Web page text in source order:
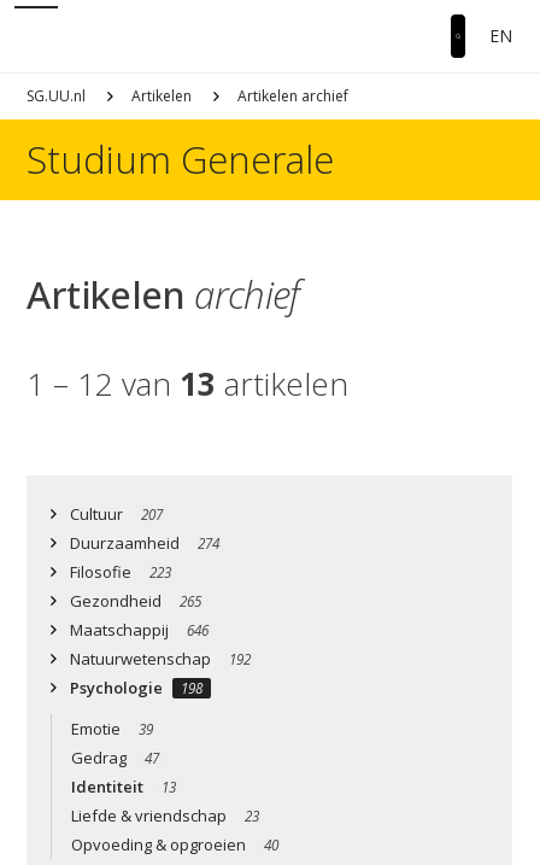
EN
SG.UU.nl Artikelen Artikelen archief
Studium Generale
Artikelen archief
1 – 12 van 13 artikelen
Cultuur 207
Duurzaamheid 274
Filosofie 223
Gezondheid 265
Maatschappij 646
Natuurwetenschap 192
Psychologie 198
Emotie 39
Gedrag 47
Identiteit 13
Liefde & vriendschap 23
Opvoeding & opgroeien 40